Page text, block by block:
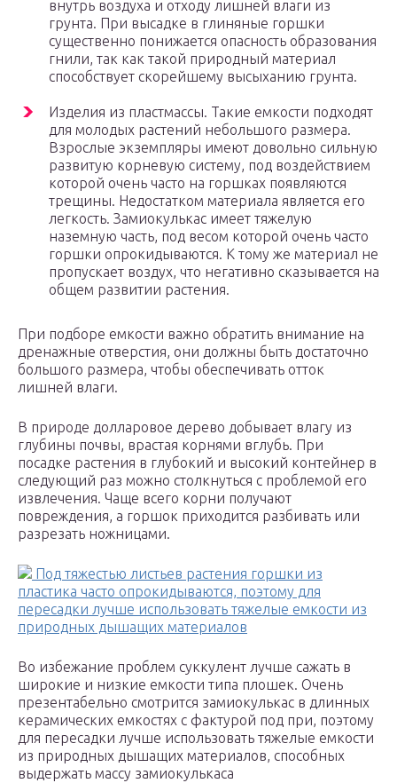
внутрь воздуха и отходу лишней влаги из
грунта. При высадке в глиняные горшки
существенно понижается опасность образования
гнили, так как такой природный материал
способствует скорейшему высыханию грунта.
Изделия из пластмассы. Такие емкости подходят
для молодых растений небольшого размера.
Взрослые экземпляры имеют довольно сильную
развитую корневую систему, под воздействием
которой очень часто на горшках появляются
трещины. Недостатком материала является его
легкость. Замиокулькас имеет тяжелую
наземную часть, под весом которой очень часто
горшки опрокидываются. К тому же материал не
пропускает воздух, что негативно сказывается на
общем развитии растения.
При подборе емкости важно обратить внимание на
дренажные отверстия, они должны быть достаточно
большого размера, чтобы обеспечивать отток
лишней влаги.
В природе долларовое дерево добывает влагу из
глубины почвы, врастая корнями вглубь. При
посадке растения в глубокий и высокий контейнер в
следующий раз можно столкнуться с проблемой его
извлечения. Чаще всего корни получают
повреждения, а горшок приходится разбивать или
разрезать ножницами.
Во избежание проблем суккулент лучше сажать в
широкие и низкие емкости типа плошек. Очень
презентабельно смотрится замиокулькас в длинных
керамических емкостях с фактурой под при, поэтому
для пересадки лучше использовать тяжелые емкости
из природных дышащих материалов, способных
выдержать массу замиокулькаса